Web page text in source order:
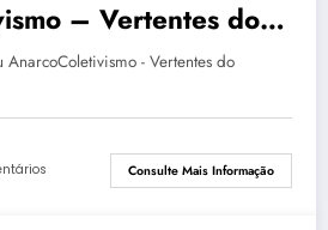
– Vertentes do
- Vertentes do
Consulte Mais Informação